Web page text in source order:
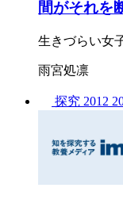
間がそれを
生きづらい女
雨宮処凛
探究 2012